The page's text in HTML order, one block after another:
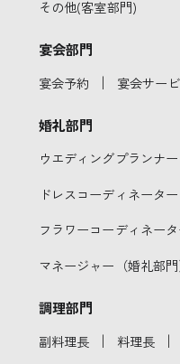
その他(客室部門)
宴会部門
宴会予約 ｜ 宴会サー
婚礼部門
ウエディングプランナー
ドレスコーディネーター
フラワーコーディネー
マネージャー（婚礼部門
調理部門
副料理長 ｜ 料理長 ｜